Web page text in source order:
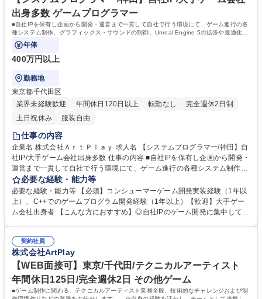
アートワーク知識 ■その他ゲーム開発に関係するスキル全般 学歴・資格
学歴：大学院 大学 高専 短大 専修学校 高校 語学力： 資格：
出身多数 ゲームプログラマー
■自社IPを保有し企画から開発・運営まで一貫して自社で行う環境にて、ゲーム進行の各
種システム制作、グラフィックス・サウンドの制御、Unreal Engine 5の拡張や最適化、
負荷管理等を担います。
年俸
400万円以上
勤務地
東京都千代田区
業界未経験歓迎
年間休日120日以上 転勤なし
完全週休2日制
土日祝休み
服装自由
仕事の内容
企業名 株式会社ＡｒｔＰｌａｙ 求人名 【システムプログラマー/神田】自
社IP/大手ゲーム会社出身多数 仕事の内容 ■自社IPを保有し企画から開発・
運営まで一貫して自社で行う環境にて、ゲーム進行の各種システム制作、
グラフィックス・サウンドの制御、Unreal Engine 5の拡張や最適化、負
荷管理等を担います。 ■システムプログラマーとしてUnreal Engine 5やC
++を使用し、ゲーム進行制御やグラフィックス・サウンドの制御システム
制作、エンジン拡張・最適化、メモリやCPU・GPU等の負荷管理、規約
を見据え、自社IPゲームの共同開発メンバーを募集します。 募集職種
【システムプログラマー/神田】自社IP/大手ゲーム会社出身多数
必要な経験・能力等
必要な経験・能力等 【必須】コンシューマーゲーム開発実装経験（1年以
上）、C++でのゲームプログラム開発経験（1年以上）【歓迎】大手ゲー
ム会社出身者 【こんな方におすすめ】◎自社IPのゲーム開発に集中して取
集中できる環境です。自身のスキルを活かしたい方に最適な環境です。 ★
仕事柄運動不足になりやすいため、対策としてスポーツジムの補助制度も
用意しています。オフィス内に自由に遊べるゲームを完備しており、パフ
ォーマンスを高めるための"遊び""余白"も大切にする風土です。 学歴・資
格 学歴：大学院 大学 高専 短大 専修学校 高校 語学力： 資格：
契約社員
株式会社ArtPlay
【WEB面接可】東京/千代田/テクニカルアーティスト
年間休日125日/完全週休2日 その他ゲーム
■ゲーム制作に関わる、テクニカルアーティスト業務全般、技術的なチャレンジおよび制